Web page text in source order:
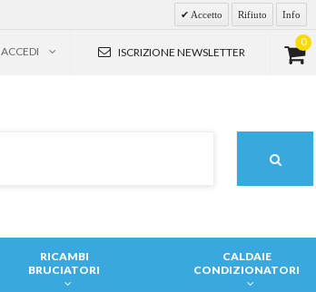
Accetto Rifiuto Info
0
ISCRIZIONE NEWSLETTER
ACCEDI
RICAMBI
BRUCIATORI
CALDAIE
CONDIZIONATORI